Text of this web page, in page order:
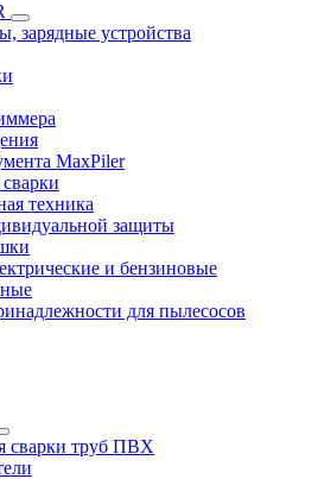
зарядные устройства
MaxPiler
техника
защиты
и бензиновые
для пылесосов
сварки труб ПВХ